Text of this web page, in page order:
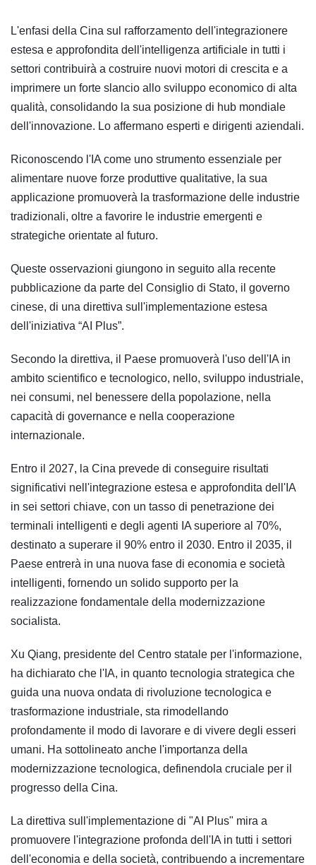
L'enfasi della Cina sul rafforzamento dell'integrazionere
estesa e approfondita dell'intelligenza artificiale in tutti i
settori contribuirà a costruire nuovi motori di crescita e a
imprimere un forte slancio allo sviluppo economico di alta
qualità, consolidando la sua posizione di hub mondiale
dell'innovazione. Lo affermano esperti e dirigenti aziendali.
Riconoscendo l'IA come uno strumento essenziale per
alimentare nuove forze produttive qualitative, la sua
applicazione promuoverà la trasformazione delle industrie
tradizionali, oltre a favorire le industrie emergenti e
strategiche orientate al futuro.
Queste osservazioni giungono in seguito alla recente
pubblicazione da parte del Consiglio di Stato, il governo
cinese, di una direttiva sull'implementazione estesa
dell'iniziativa “AI Plus”.
Secondo la direttiva, il Paese promuoverà l'uso dell'IA in
ambito scientifico e tecnologico, nello, sviluppo industriale,
nei consumi, nel benessere della popolazione, nella
capacità di governance e nella cooperazione
internazionale.
Entro il 2027, la Cina prevede di conseguire risultati
significativi nell'integrazione estesa e approfondita dell'IA
in sei settori chiave, con un tasso di penetrazione dei
terminali intelligenti e degli agenti IA superiore al 70%,
destinato a superare il 90% entro il 2030. Entro il 2035, il
Paese entrerà in una nuova fase di economia e società
intelligenti, fornendo un solido supporto per la
realizzazione fondamentale della modernizzazione
socialista.
Xu Qiang, presidente del Centro statale per l'informazione,
ha dichiarato che l'IA, in quanto tecnologia strategica che
guida una nuova ondata di rivoluzione tecnologica e
trasformazione industriale, sta rimodellando
profondamente il modo di lavorare e di vivere degli esseri
umani. Ha sottolineato anche l'importanza della
modernizzazione tecnologica, definendola cruciale per il
progresso della Cina.
La direttiva sull'implementazione di "AI Plus" mira a
promuovere l'integrazione profonda dell'IA in tutti i settori
dell'economia e della società, contribuendo a incrementare